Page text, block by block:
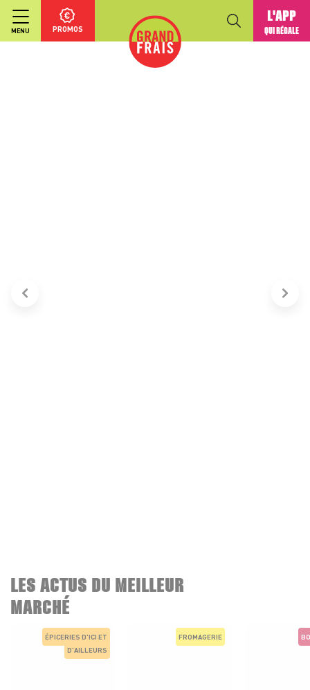
MENU PROMOS
L'APP
QUI RÉGALE
LES ACTUS DU MEILLEUR
MARCHÉ
ÉPICERIES D'ICI ET
D'AILLEURS
FROMAGERIE